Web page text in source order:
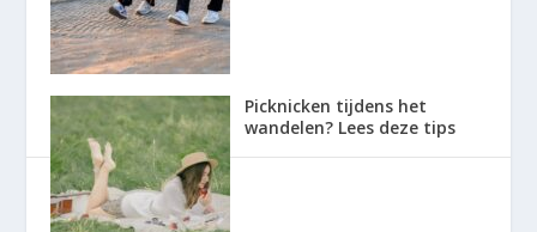
Picknicken tijdens het
wandelen? Lees deze tips